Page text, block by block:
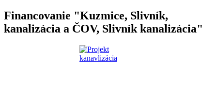
Financovanie "Kuzmice, Slivník,
kanalizácia a ČOV, Slivník kanalizácia"